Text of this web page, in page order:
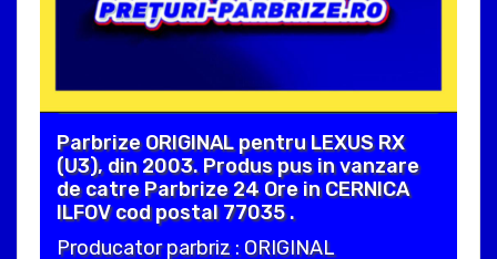
Parbrize ORIGINAL pentru LEXUS RX
(U3), din 2003. Produs pus in vanzare
de catre Parbrize 24 Ore in CERNICA
ILFOV cod postal 77035 .
Producator parbriz : ORIGINAL